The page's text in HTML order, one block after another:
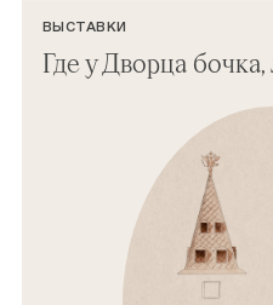
ВЫСТАВКИ
Где у Дворца